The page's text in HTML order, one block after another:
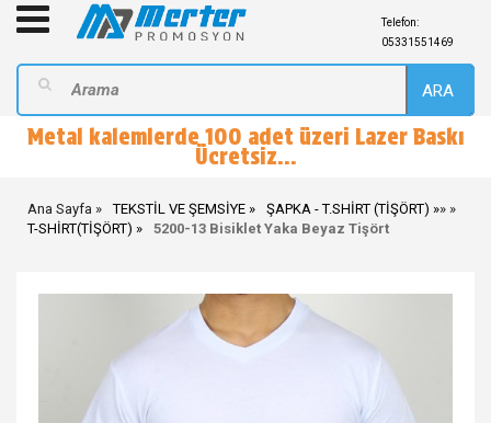
Telefon:
05331551469
ARA
Metal kalemlerde 100 adet üzeri Lazer Baskı
Ücretsiz...
Ana Sayfa TEKSTİL VE ŞEMSİYE »
ŞAPKA - T.SHİRT (TİŞÖRT)
»
T-SHİRT(TİŞÖRT)
5200-13 Bisiklet Yaka Beyaz Tişört